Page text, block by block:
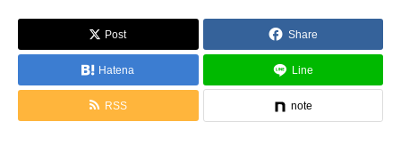
Post Share
Hatena Line
RSS note